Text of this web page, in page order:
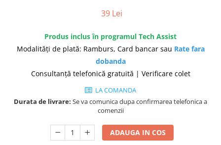
39 Lei
Produs inclus în programul Tech Assist
Modalităţi de plată: Ramburs, Card bancar sau Rate fara
dobanda
Consultanţă telefonică gratuită | Verificare colet
LA COMANDA
Durata de livrare: Se va comunica dupa confirmarea telefonica a
comenzii
ADAUGA IN COS